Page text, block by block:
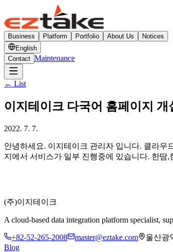
Business Platform Portfolio About Us
Notices
English
Contact Maintenance
← List
이지테이크 다국어 홈페이지 개
2022. 7. 7.
안녕하세요. 이지테이크 관리자 입니다. 클라우
지에서 서비스가 일부 진행중에 있습니다. 한땀
(주)이지테이크
A cloud-based data integration platform specialist,
+82-52-265-2008 master@eztake.com
울산광
Blog